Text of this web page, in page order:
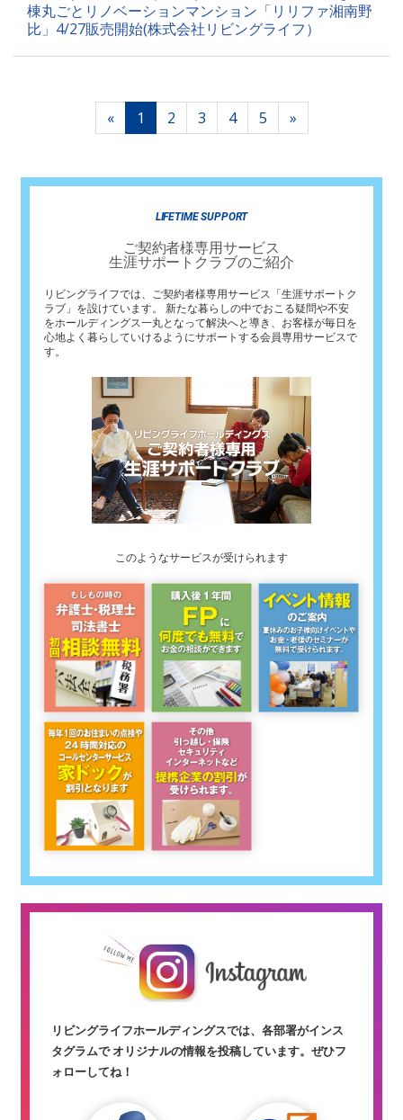
棟丸ごとリノベーションマンション「リリファ湘南野
比」4/27販売開始(株式会社リビングライフ）
« 1 2 3 4 5 »
LIFETIME SUPPORT
ご契約者様専用サービス
生涯サポートクラブのご紹介
リビングライフでは、ご契約者様専用サービス「生涯サポートク
ラブ」を設けています。 新たな暮らしの中でおこる疑問や不安
をホールディングス一丸となって解決へと導き、お客様が毎日を
心地よく暮らしていけるようにサポートする会員専用サービスで
す。
このようなサービスが受けられます
リビングライフホールディングスでは、各部署がインス
タグラムで オリジナルの情報を投稿しています。ぜひフ
ォローしてね！